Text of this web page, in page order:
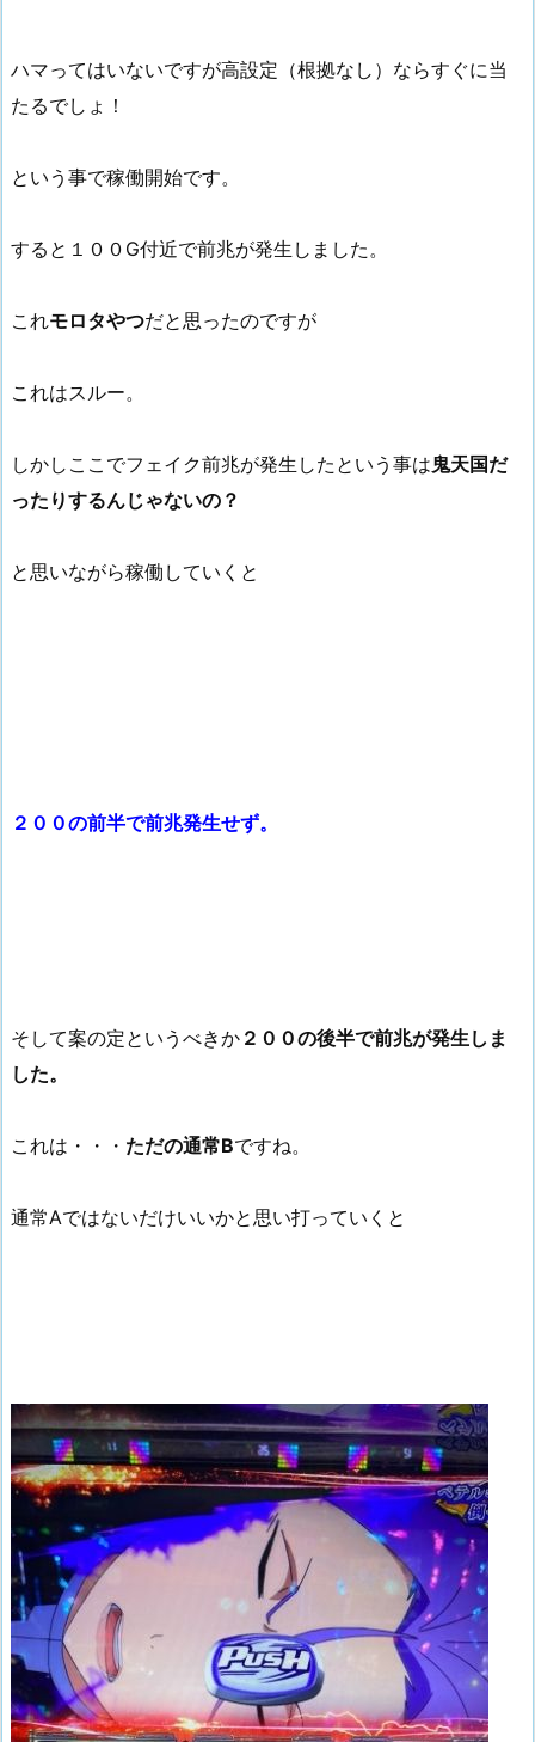
ハマってはいないですが高設定（根拠なし）ならすぐに当
たるでしょ！
という事で稼働開始です。
すると１００G付近で前兆が発生しました。
これモロタやつだと思ったのですが
これはスルー。
しかしここでフェイク前兆が発生したという事は鬼天国だ
ったりするんじゃないの？
と思いながら稼働していくと
２００の前半で前兆発生せず。
そして案の定というべきか ２００の後半で前兆が発生しま
した。
これは・・・ ただの通常Bですね。
通常Aではないだけいいかと思い打っていくと